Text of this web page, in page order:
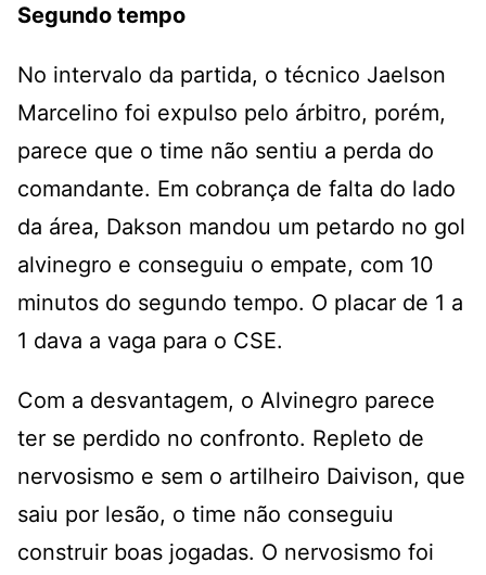
Segundo tempo
No intervalo da partida, o técnico Jaelson
Marcelino foi expulso pelo árbitro, porém,
parece que o time não sentiu a perda do
comandante. Em cobrança de falta do lado
da área, Dakson mandou um petardo no gol
alvinegro e conseguiu o empate, com 10
minutos do segundo tempo. O placar de 1 a
1 dava a vaga para o CSE.
Com a desvantagem, o Alvinegro parece
ter se perdido no confronto. Repleto de
nervosismo e sem o artilheiro Daivison, que
saiu por lesão, o time não conseguiu
construir boas jogadas. O nervosismo foi